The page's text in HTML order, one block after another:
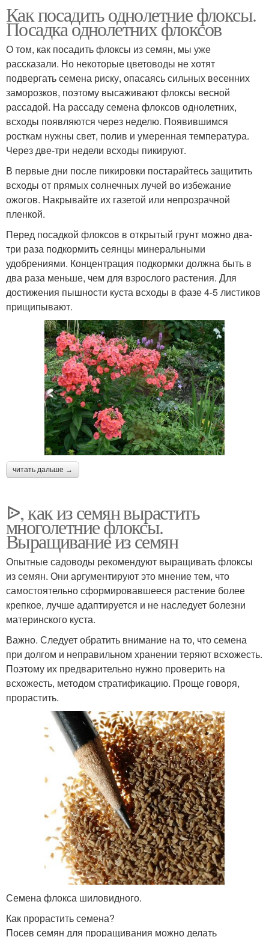
Как посадить однолетние флоксы.
Посадка однолетних флоксов
О том, как посадить флоксы из семян, мы уже
рассказали. Но некоторые цветоводы не хотят
подвергать семена риску, опасаясь сильных весенних
заморозков, поэтому высаживают флоксы весной
рассадой. На рассаду семена флоксов однолетних,
всходы появляются через неделю. Появившимся
росткам нужны свет, полив и умеренная температура.
Через две-три недели всходы пикируют.
В первые дни после пикировки постарайтесь защитить
всходы от прямых солнечных лучей во избежание
ожогов. Накрывайте их газетой или непрозрачной
пленкой.
Перед посадкой флоксов в открытый грунт можно два-
три раза подкормить сеянцы минеральными
удобрениями. Концентрация подкормки должна быть в
два раза меньше, чем для взрослого растения. Для
достижения пышности куста всходы в фазе 4-5 листиков
прищипывают.
читать дальше →
ᐉ, как из семян вырастить
многолетние флоксы.
Выращивание из семян
Опытные садоводы рекомендуют выращивать флоксы
из семян. Они аргументируют это мнение тем, что
самостоятельно сформировавшееся растение более
крепкое, лучше адаптируется и не наследует болезни
материнского куста.
Важно. Следует обратить внимание на то, что семена
при долгом и неправильном хранении теряют всхожесть.
Поэтому их предварительно нужно проверить на
всхожесть, методом стратификацию. Проще говоря,
прорастить.
Семена флокса шиловидного.
Как прорастить семена?
Посев семян для проращивания можно делать